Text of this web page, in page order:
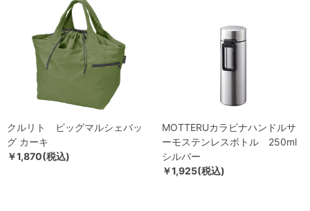
クルリト ビッグマルシェバッ
グ カーキ
￥1,870(税込)
MOTTERUカラビナハンドルサ
ーモステンレスボトル 250ml
シルバー
￥1,925(税込)